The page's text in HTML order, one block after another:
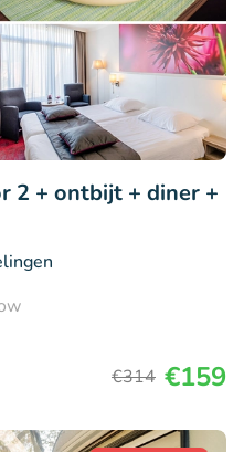
2 + ontbijt + diner +
€314 €159